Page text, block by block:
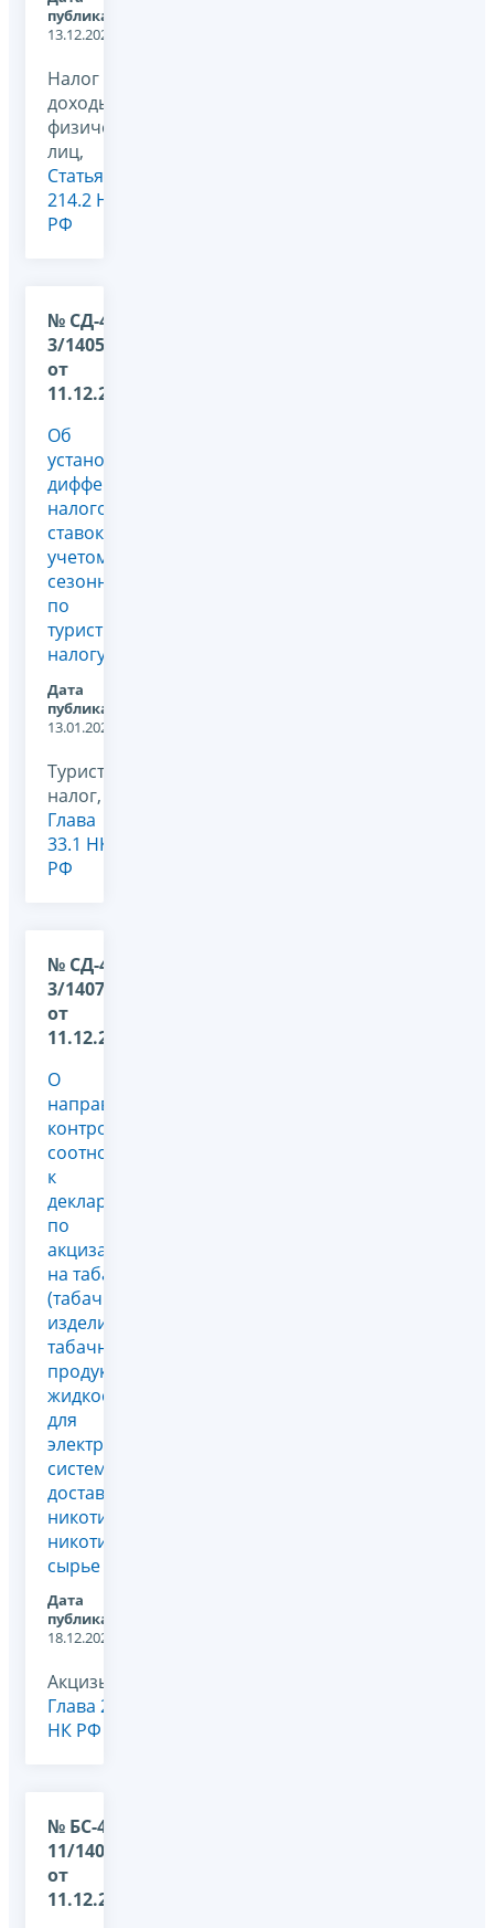
публикации:
13.12.2024
Налог на
доходы
физических
лиц,
Статья
214.2 НК
РФ
№ СД-4-
3/14059@
от
11.12.2024
Об
установлении
дифференцированных
налоговых
ставок с
учетом
сезонности
по
туристическому
налогу
Дата
публикации:
13.01.2025
Туристический
налог,
Глава
33.1 НК
РФ
№ СД-4-
3/14070@
от
11.12.2024
О
направлении
контрольных
соотношений
к
декларации
по
акцизам
на табак
(табачные
изделия),
табачную
продукцию,
жидкости
для
электронных
систем
доставки
никотина,
никотиновое
сырье ...
Дата
публикации:
18.12.2024
Акцизы,
Глава 22
НК РФ
№ БС-4-
11/14057@
от
11.12.2024